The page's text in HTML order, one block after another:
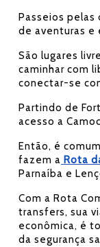
Passeios pelas
de aventuras e
São lugares
caminhar com
conectar-se
Partindo de
acesso a
Então, é
fazem a Rota
Parnaíba e
Com a Rota
transfers, sua
econômica, é
da segurança